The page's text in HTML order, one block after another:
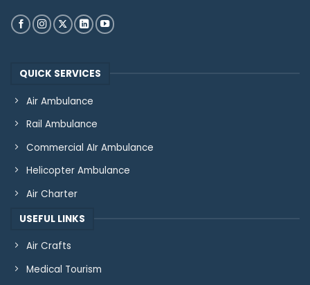
QUICK SERVICES
Air Ambulance
Rail Ambulance
Commercial AIr Ambulance
Helicopter Ambulance
Air Charter
USEFUL LINKS
Air Crafts
Medical Tourism